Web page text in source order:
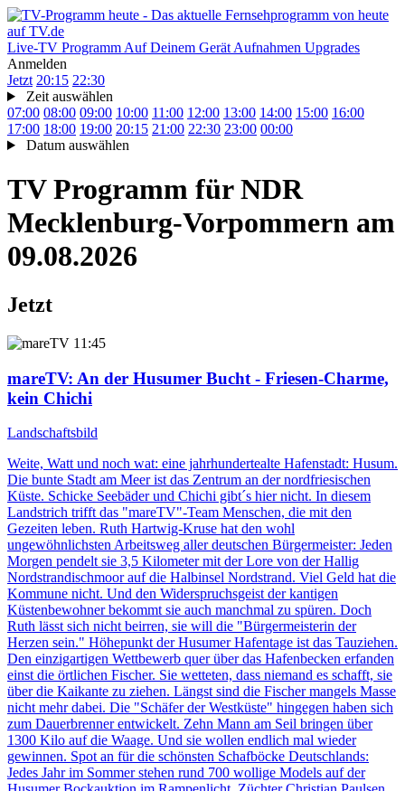
Live-TV Programm Auf Deinem Gerät Aufnahmen Upgrades
Anmelden
Jetzt 20:15 22:30
Zeit auswählen
07:00 08:00 09:00 10:00 11:00 12:00 13:00 14:00 15:00 16:00
17:00 18:00 19:00 20:15 21:00 22:30 23:00 00:00
Datum auswählen
TV Programm für NDR
Mecklenburg-Vorpommern am
09.08.2026
Jetzt
11:45
mareTV: An der Husumer Bucht - Friesen-Charme,
kein Chichi
Landschaftsbild
Weite, Watt und noch wat: eine jahrhundertealte Hafenstadt: Husum.
Die bunte Stadt am Meer ist das Zentrum an der nordfriesischen
Küste. Schicke Seebäder und Chichi gibt´s hier nicht. In diesem
Landstrich trifft das "mareTV"-Team Menschen, die mit den
Gezeiten leben. Ruth Hartwig-Kruse hat den wohl
ungewöhnlichsten Arbeitsweg aller deutschen Bürgermeister: Jeden
Morgen pendelt sie 3,5 Kilometer mit der Lore von der Hallig
Nordstrandischmoor auf die Halbinsel Nordstrand. Viel Geld hat die
Kommune nicht. Und den Widerspruchsgeist der kantigen
Küstenbewohner bekommt sie auch manchmal zu spüren. Doch
Ruth lässt sich nicht beirren, sie will die "Bürgermeisterin der
Herzen sein." Höhepunkt der Husumer Hafentage ist das Tauziehen.
Den einzigartigen Wettbewerb quer über das Hafenbecken erfanden
einst die örtlichen Fischer. Sie wetteten, dass niemand es schafft, sie
über die Kaikante zu ziehen. Längst sind die Fischer mangels Masse
nicht mehr dabei. Die "Schäfer der Westküste" hingegen haben sich
zum Dauerbrenner entwickelt. Zehn Mann am Seil bringen über
1300 Kilo auf die Waage. Und sie wollen endlich mal wieder
gewinnen. Spot an für die schönsten Schafböcke Deutschlands:
Jedes Jahr im Sommer stehen rund 700 wollige Models auf der